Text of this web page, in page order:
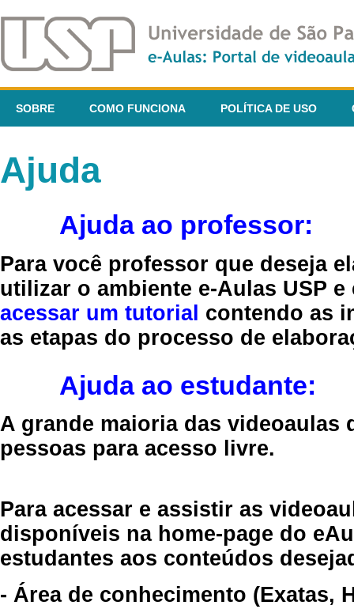
SOBRE COMO FUNCIONA POLÍTICA DE USO
Ajuda
Ajuda ao professor:
Para você professor que deseja
utilizar o ambiente e-Aulas USP
acessar um tutorial contendo as
as etapas do processo de
Ajuda ao estudante:
A grande maioria das videoaulas
pessoas para acesso livre.
Para acessar e assistir as
disponíveis na home-page do
estudantes aos conteúdos
- Área de conhecimento (Exatas,